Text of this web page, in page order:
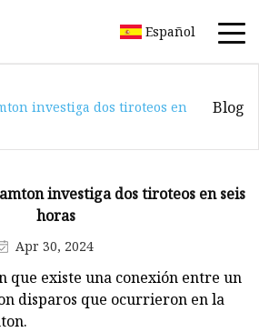
Español
investiga dos tiroteos en
Blog
investiga dos tiroteos en seis
horas
Apr 30, 2024
que existe una conexión entre un
disparos que ocurrieron en la